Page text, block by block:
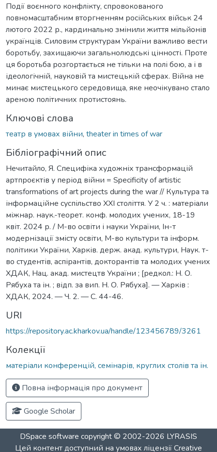
Події воєнного конфлікту, спровокованого
повномасштабним вторгненням російських військ 24
лютого 2022 р., кардинально змінили життя мільйонів
українців. Силовим структурам України важливо вести
боротьбу, захищаючи загальнолюдські цінності. Проте
ця боротьба розгортається не тільки на полі бою, а і в
ідеологічній, науковій та мистецькій сферах. Війна не
минає мистецького середовища, яке неочікувано стало
ареною політичних протистоянь.
Ключові слова
театр в умовах війни, theater in times of war
Бібліографічний опис
Нечитайло, Я. Специфіка художніх трансформацій
артпроєктів у період війни = Specificity of artistic
transformations of art projects during the war // Культура та
інформаційне суспільство ХХІ століття. У 2 ч. : матеріали
міжнар. наук.-теорет. конф. молодих учених, 18-19
квіт. 2024 р. / М-во освіти і науки України, Ін-т
модернізації змісту освіти, М-во культури та інформ.
політики України, Харків. держ. акад. культури, Наук. т-
во студентів, аспірантів, докторантів та молодих учених
ХДАК, Нац. акад. мистецтв України ; [редкол.: Н. О.
Рябуха та ін. ; відп. за вип. Н. О. Рябуха]. — Харків :
ХДАК, 2024. — Ч. 2. — С. 44-46.
URI
https://repository.ac.kharkov.ua/handle/123456789/3261
Колекції
матеріали конференцій, семінарів, круглих столів та ін.
Повна інформація про документ
Google Scholar
DSpace software copyright © 2002-2026 LYRASIS
Цей контент доступний на умовах ліцензіїCreative